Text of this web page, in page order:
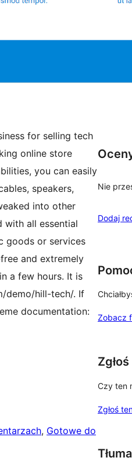
for selling tech
online store
you can easily
speakers,
into other
with all essential
goods or services
and extremely
a few hours. It is
demo/hill-tech/. If
documentation:
, Gotowe do
Nie
Dodaj
Zobacz
Zgłoś
Czy ten
Zgłoś